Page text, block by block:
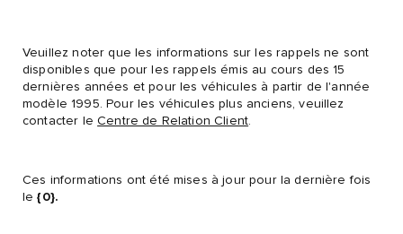
Veuillez noter que les informations sur les rappels ne sont
disponibles que pour les rappels émis au cours des 15
dernières années et pour les véhicules à partir de l'année
modèle 1995. Pour les véhicules plus anciens, veuillez
contacter leCentre de Relation Client
Ces informations ont été mises à jour pour la dernière fois
le{0}.